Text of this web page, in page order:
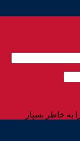
به خاطر بسپار